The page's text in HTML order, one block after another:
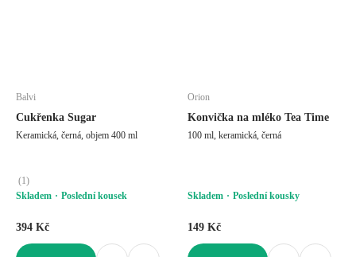
Balvi
Cukřenka Sugar
Keramická, černá, objem 400 ml
(1)
Skladem
Poslední kousek
394 Kč
Orion
Konvička na mléko Tea Time
100 ml, keramická, černá
Skladem Poslední kousky
149 Kč